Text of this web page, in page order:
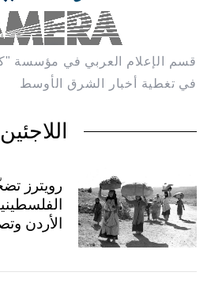
قسم الإعلام العربي في مؤسسة
في تغطية أخبار الشرق الأوسط
اللاجئين
رويترز
الأردن